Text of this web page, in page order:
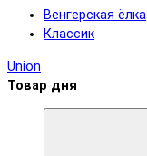
Венгерская ёлка
Классик
Union
Товар дня